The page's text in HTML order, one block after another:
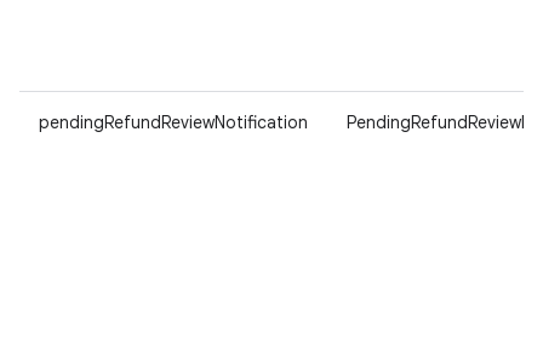
pendingRefundReviewNotification